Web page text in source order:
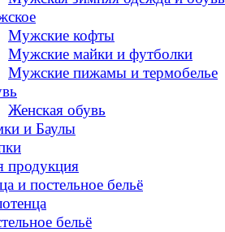
Мужские кофты
Мужские майки и футболки
Мужские пижамы и термобелье
Женская обувь
и Баулы
продукция
и постельное бельё
бельё